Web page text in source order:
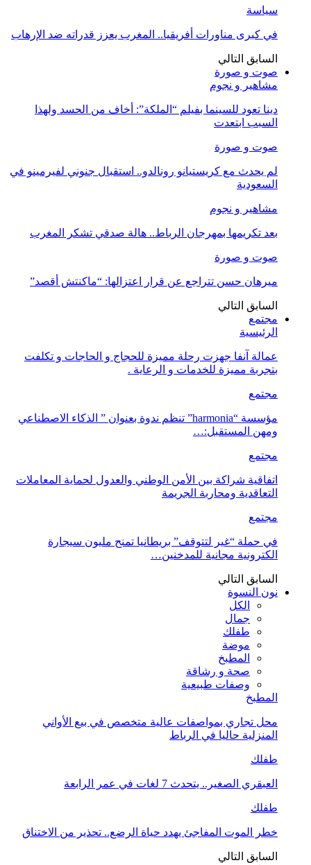
سياسة
في كبرى مناورات أفريقيا.. المغرب يعزز قدراته ضد الإرهاب
السابق التالي
صوت و صورة
مشاهير و نجوم
دينا تعود للسينما بفيلم “الملكة”: أخاف من الحسد ولهذا
السبب ابتعدت
صوت و صورة
لم يحدث مع كريستيانو رونالدو.. استقبال جنوني لفيرمينو في
السعودية
مشاهير و نجوم
بعد تكريمها بمهرجان الرباط.. هالة صدقي تشكر المغرب
صوت و صورة
ميرهان حسن تتراجع عن قرار اعتزالها: “ماكنتش أقصد”
السابق التالي
مجتمع
الرئيسية
عمالة آنفا جهزت رحلة مميزة للحجاج و الحاجات و تكلفت
بتجربة مميزة للخدمات و الرعاية .
مجتمع
مؤسسة “harmonia” تنظم ندوة بعنوان ” الذكاء الاصطناعي
ومهن المستقبل:…
مجتمع
اتفاقية شراكة بين الأمن الوطني والعدول لحماية المعاملات
التعاقدية ومحاربة الجريمة
مجتمع
في حملة “غير لتتوقف” بريطانيا تمنح مليون سيجارة
الكترونية مجانية للمدخنين…
السابق التالي
نون النسوة
الكل
جمال
طفلك
موضة
المطبخ
صحة و رشاقة
وصفات طبيعية
المطبخ
محل تجاري بمواصفات عالية متخصص في بيع الأواني
المنزلية حاليا في الرباط
طفلك
العبقري الصغير.. يتحدث 7 لغات في عمر الرابعة
طفلك
خطر الموت المفاجئ يهدد حياة الرضع.. تحذير من الاختناق
السابق التالي